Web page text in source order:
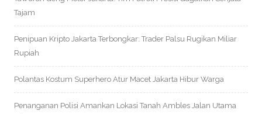
Tajam
Penipuan Kripto Jakarta Terbongkar: Trader Palsu Rugikan Miliar
Rupiah
Polantas Kostum Superhero Atur Macet Jakarta Hibur Warga
Penanganan Polisi Amankan Lokasi Tanah Ambles Jalan Utama